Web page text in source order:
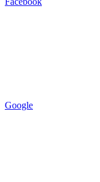
Google